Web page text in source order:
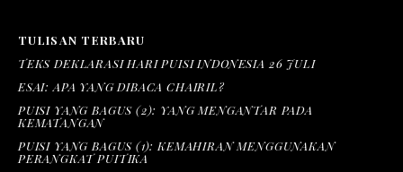
TULISAN TERBARU
TEKS DEKLARASI HARI PUISI INDONESIA 26 JULI
ESAI: APA YANG DIBACA CHAIRIL?
PUISI YANG BAGUS (2): YANG MENGANTAR PADA
KEMATANGAN
PUISI YANG BAGUS (1): KEMAHIRAN MENGGUNAKAN
PERANGKAT PUITIKA